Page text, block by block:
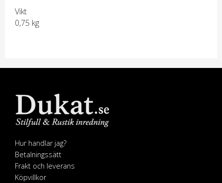
Vikt
0,75 kg
Hur handlar jag?
Betalningssätt
Frakt och leverans
Köpvillkor